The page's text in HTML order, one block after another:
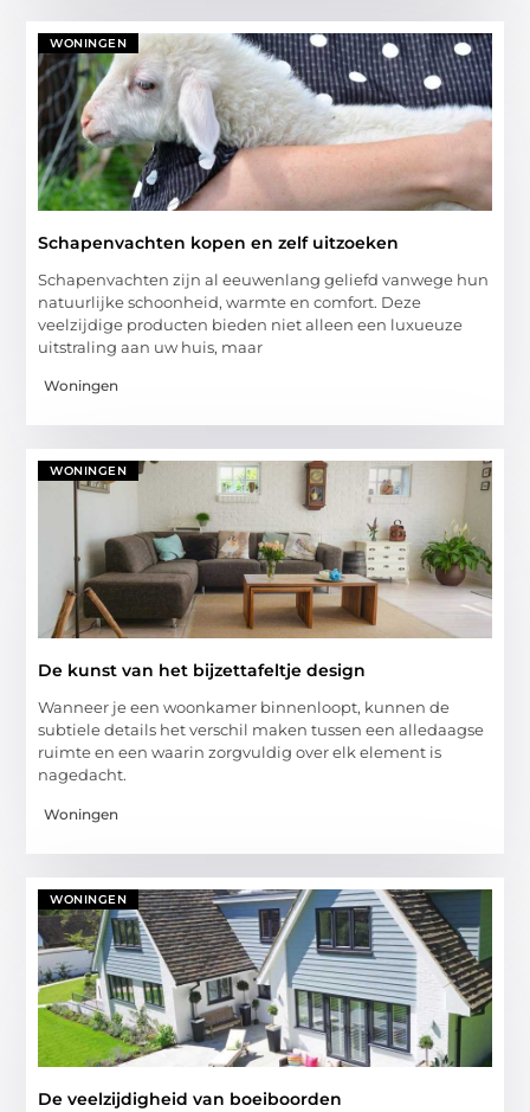
WONINGEN
Schapenvachten kopen en zelf uitzoeken
Schapenvachten zijn al eeuwenlang geliefd vanwege hun
natuurlijke schoonheid, warmte en comfort. Deze
veelzijdige producten bieden niet alleen een luxueuze
uitstraling aan uw huis, maar
Woningen
WONINGEN
De kunst van het bijzettafeltje design
Wanneer je een woonkamer binnenloopt, kunnen de
subtiele details het verschil maken tussen een alledaagse
ruimte en een waarin zorgvuldig over elk element is
nagedacht.
Woningen
WONINGEN
De veelzijdigheid van boeiboorden